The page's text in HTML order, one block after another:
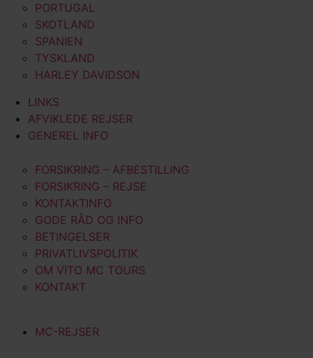
PORTUGAL
SKOTLAND
SPANIEN
TYSKLAND
HARLEY DAVIDSON
LINKS
AFVIKLEDE REJSER
GENEREL INFO
FORSIKRING – AFBESTILLING
FORSIKRING – REJSE
KONTAKTINFO
GODE RÅD OG INFO
BETINGELSER
PRIVATLIVSPOLITIK
OM VITO MC TOURS
KONTAKT
MC-REJSER